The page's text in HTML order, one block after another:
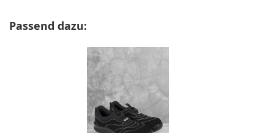
Produktgalerie überspringen
Passend dazu: